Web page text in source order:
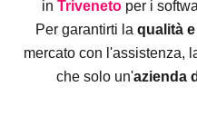
in Triveneto per i
Per garantirti la qualità
mercato con l'assistenza,
che solo un'azienda